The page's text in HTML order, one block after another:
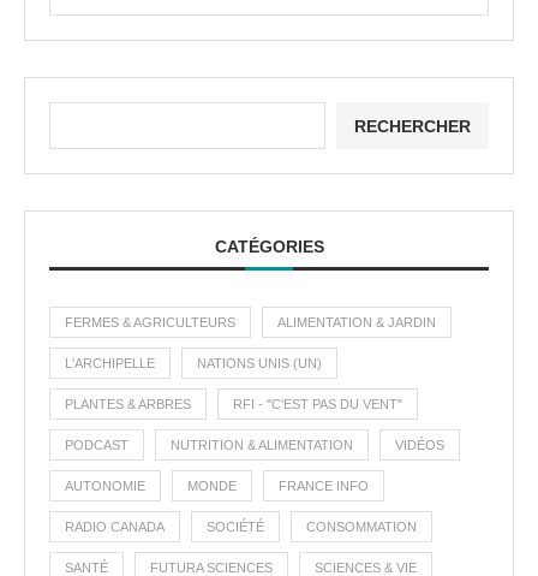
RECHERCHER
CATÉGORIES
FERMES & AGRICULTEURS ALIMENTATION & JARDIN
L'ARCHIPELLE NATIONS UNIS (UN)
PLANTES & ARBRES RFI - "C'EST PAS DU VENT"
PODCAST NUTRITION & ALIMENTATION VIDÉOS
AUTONOMIE MONDE FRANCE INFO
RADIO CANADA SOCIÉTÉ CONSOMMATION
SANTÉ FUTURA SCIENCES SCIENCES & VIE